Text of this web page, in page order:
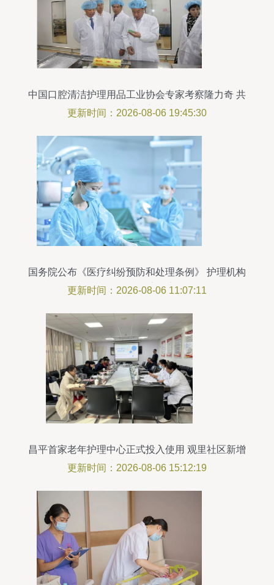
中国口腔清洁护理用品工业协会专家考察隆力奇 共
探口腔护理新未来
更新时间：2026-08-06 19:45:30
国务院公布《医疗纠纷预防和处理条例》 护理机构
服务需做好这几点
更新时间：2026-08-06 11:07:11
昌平首家老年护理中心正式投入使用 观里社区新增
专业护理服务
更新时间：2026-08-06 15:12:19